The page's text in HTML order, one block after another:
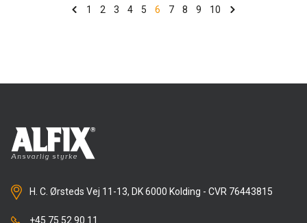
Byggeriets Miljøpris allerede i 2012, og har etter det
det er et mer miljøvennlig produkt. I tillegg til CO2-
reduksjonen har produktet en rekke
arbeidsmiljømessige fordeler for håndverkeren som
Les mer om reisen Alfix er på mot et mer miljøvennlig
TAKK til valgkomiteen for å bringe Alfix i spill ved 2 av 4
1 2 3 4 5 6 7 8 9 10
H. C. Ørsteds Vej 11-13, DK 6000 Kolding - CVR 76443815
+45 75 52 90 11